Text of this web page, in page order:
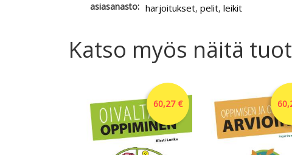
asiasanasto: harjoitukset, pelit, leikit
Katso myös näitä
60,27 €